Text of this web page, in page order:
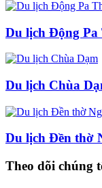
Du lịch Động
Du lịch Chùa
Du lịch Đền thờ
Theo dõi chúng